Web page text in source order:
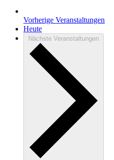
Vorherige Veranstaltungen
Heute
Nächste Veranstaltungen